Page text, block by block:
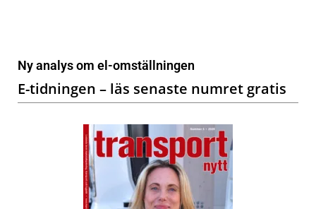
Ny analys om el-omställningen
E-tidningen – läs senaste numret gratis